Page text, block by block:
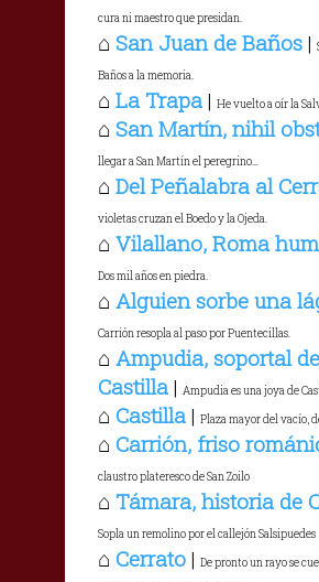
cura ni maestro que presidan.
⌂ San Juan de Baños |
Baños a la memoria.
⌂ La Trapa | He vuelto a oír la
⌂ San Martín, nihil
llegar a San Martín el peregrino...
⌂ Del Peñalabra al
violetas cruzan el Boedo y la Ojeda.
⌂ Vilallano, Roma
Dos mil años en piedra.
⌂ Alguien sorbe una
Carrión resopla al paso por Puentecillas.
⌂ Ampudia, soportal de
Castilla | Ampudia es una joya de
⌂ Castilla | Plaza mayor del vacío,
⌂ Carrión, friso
claustro plateresco de San Zoilo
⌂ Támara, historia de
Sopla un remolino por el callejón Salsipuedes
⌂ Cerrato | De pronto un rayo se